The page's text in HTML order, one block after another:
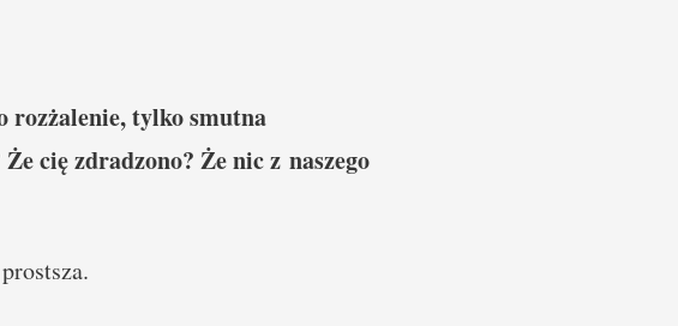
rozżalenie, tylko smutna
cię zdradzono? Że nic z naszego